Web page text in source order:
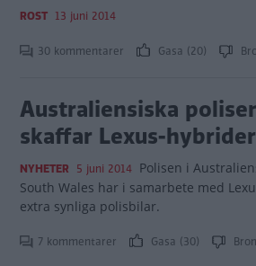
ROST 13 juni 2014
30 kommentarer Gasa (20)
Australiensiska
skaffar Lexus-hybrider
NYHETER 5 juni 2014 Polisen i
South Wales har i samarbete med
extra synliga polisbilar.
7 kommentarer Gasa (30)